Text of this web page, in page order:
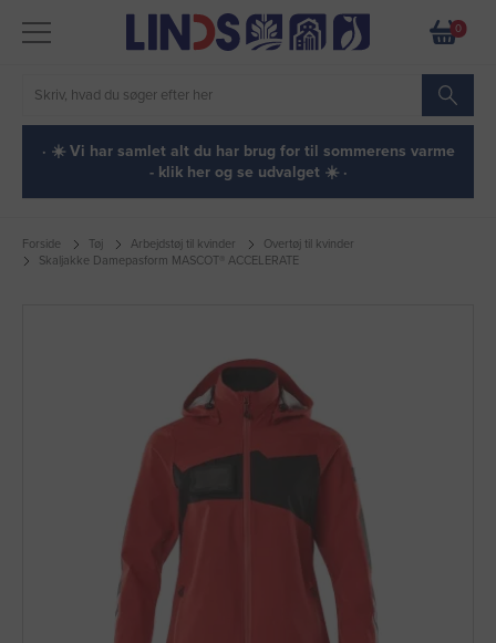
0
· ☀️ Vi har samlet alt du har brug for til sommerens varme
- klik her og se udvalget ☀️ ·
Forside Tøj Arbejdstøj til kvinder
Overtøj til kvinder
Skaljakke Damepasform MASCOT® ACCELERATE